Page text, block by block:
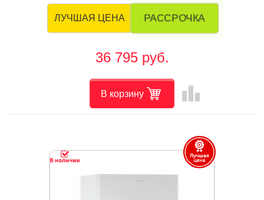
ЛУЧШАЯ ЦЕНА РАССРОЧКА
36 795 руб.
В корзину leaderboard